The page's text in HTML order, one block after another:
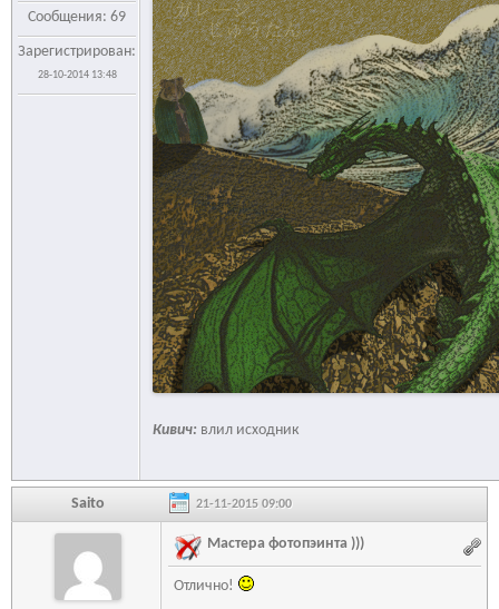
Сообщения: 69
Зарегистрирован:
28-10-2014 13:48
Кивич: влил исходник
Saito 21-11-2015 09:00
Мастера фотопэинта )))
Отлично!